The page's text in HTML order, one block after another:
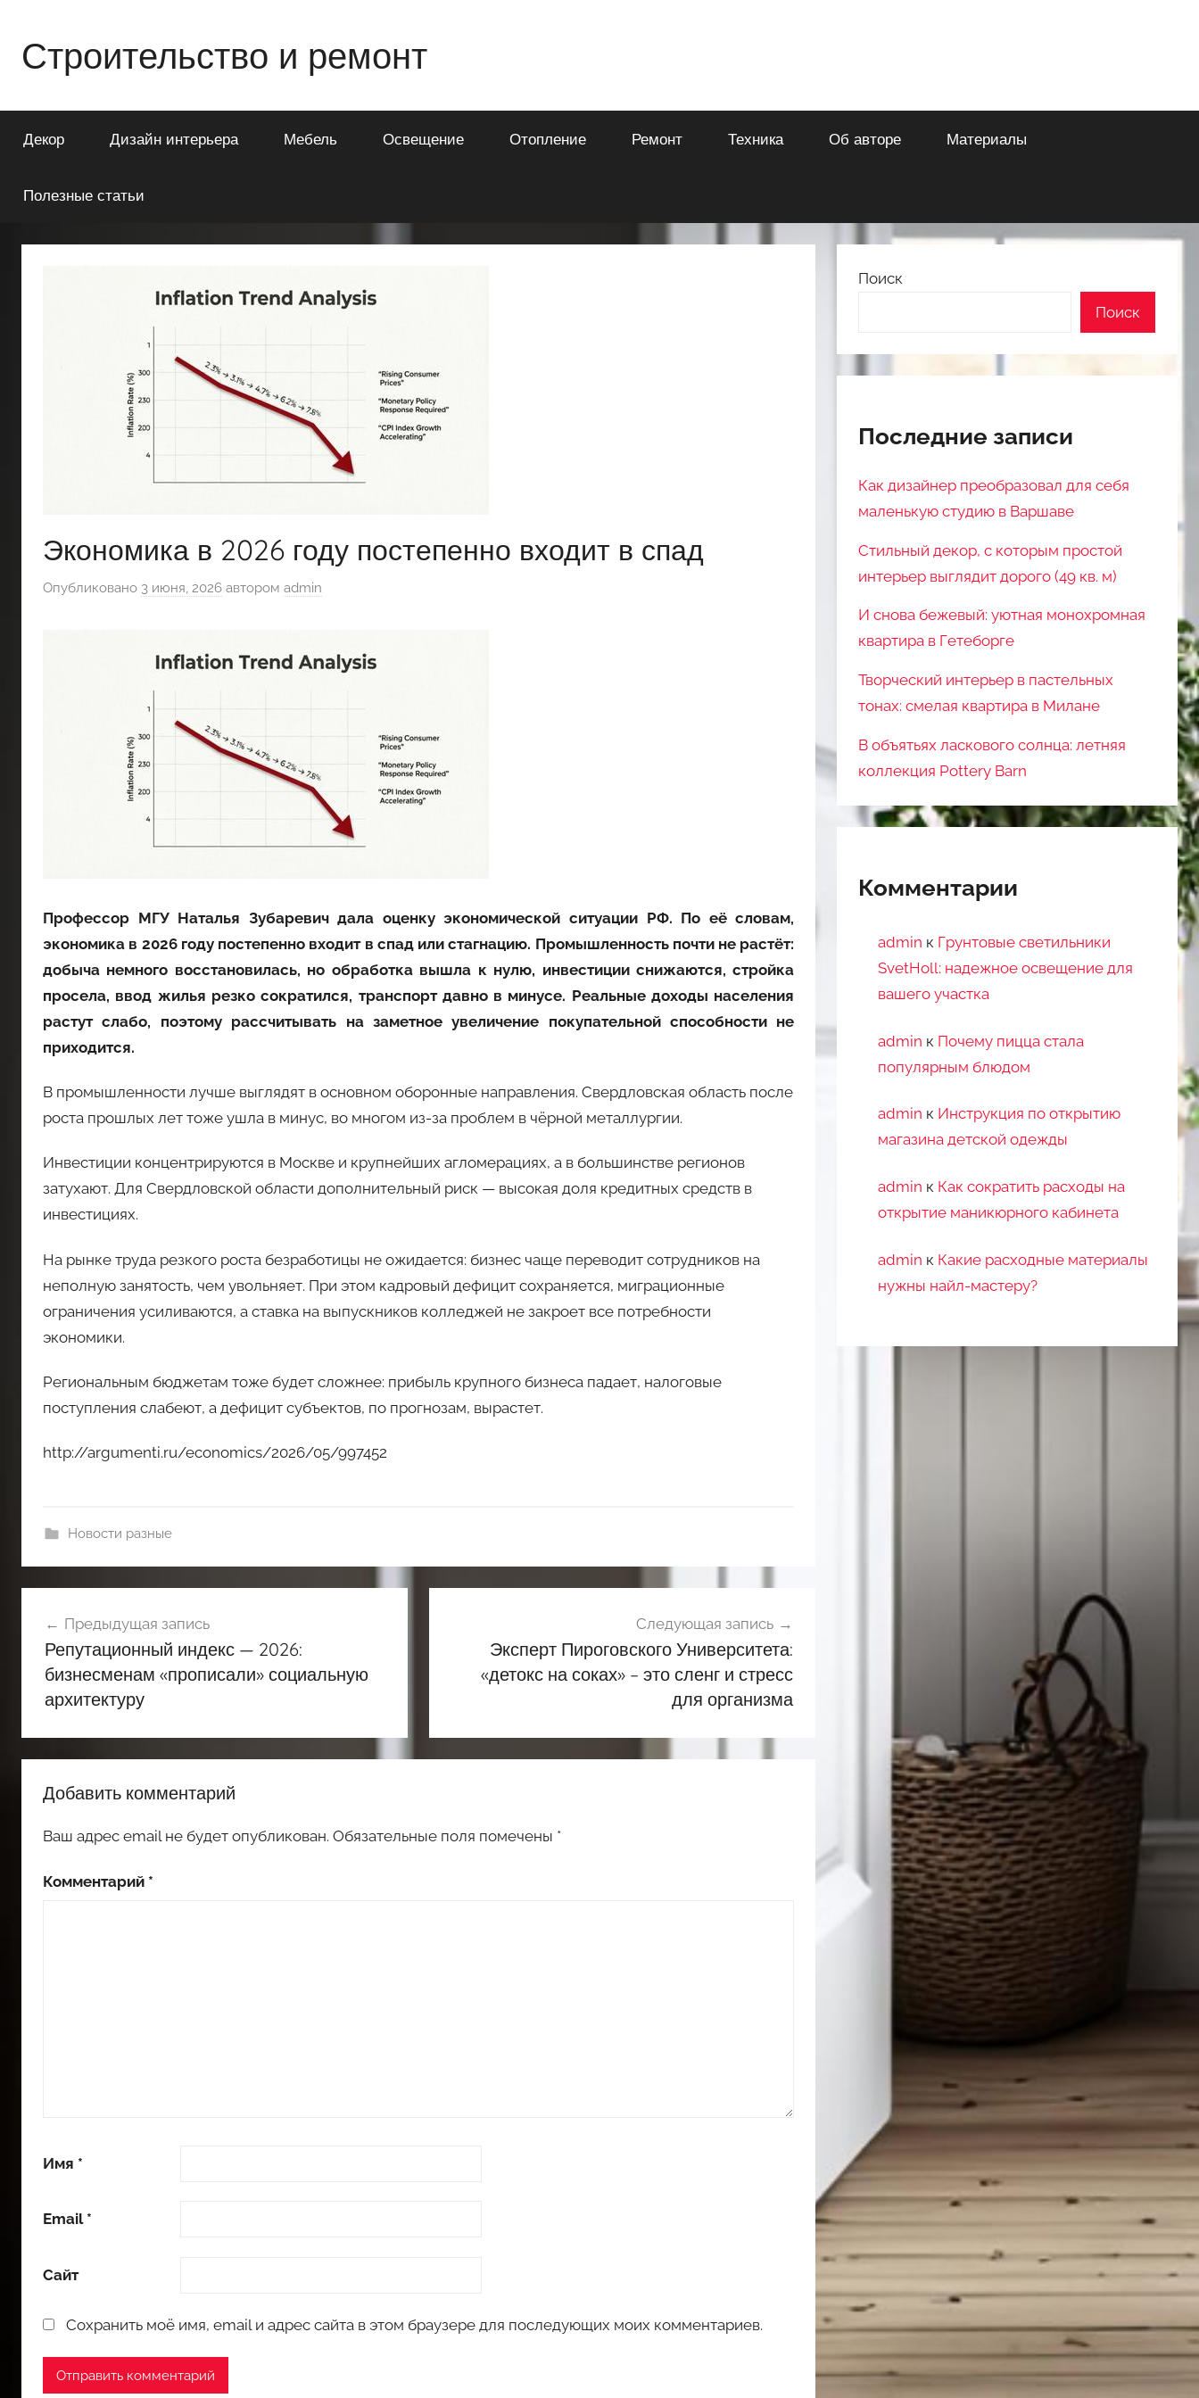
содержимому
Строительство и ремонт
о
строительстве
Декор Дизайн интерьера Мебель Освещение Отопление Ремонт Техника Об авторе Материалы
Полезные статьи
Экономика в 2026 году постепенно входит в спад
Опубликовано 3 июня, 2026 автором admin
Профессор МГУ Наталья Зубаревич дала оценку экономической ситуации РФ. По её словам,
экономика в 2026 году постепенно входит в спад или стагнацию. Промышленность почти не растёт:
добыча немного восстановилась, но обработка вышла к нулю, инвестиции снижаются, стройка
просела, ввод жилья резко сократился, транспорт давно в минусе. Реальные доходы населения
растут слабо, поэтому рассчитывать на заметное увеличение покупательной способности не
приходится.
В промышленности лучше выглядят в основном оборонные направления. Свердловская область после
роста прошлых лет тоже ушла в минус, во многом из-за проблем в чёрной металлургии.
Инвестиции концентрируются в Москве и крупнейших агломерациях, а в большинстве регионов
затухают. Для Свердловской области дополнительный риск — высокая доля кредитных средств в
инвестициях.
На рынке труда резкого роста безработицы не ожидается: бизнес чаще переводит сотрудников на
неполную занятость, чем увольняет. При этом кадровый дефицит сохраняется, миграционные
ограничения усиливаются, а ставка на выпускников колледжей не закроет все потребности
экономики.
Региональным бюджетам тоже будет сложнее: прибыль крупного бизнеса падает, налоговые
поступления слабеют, а дефицит субъектов, по прогнозам, вырастет.
http://argumenti.ru/economics/2026/05/997452
Новости разные
по
записям
Предыдущая запись
Репутационный индекс — 2026:
бизнесменам «прописали» социальную
архитектуру
Следующая запись
Эксперт Пироговского Университета:
«детокс на соках» – это сленг и стресс
для организма
Добавить комментарий
Ваш адрес email не будет опубликован. Обязательные поля помечены *
Комментарий *
Имя *
Email *
Сайт
Сохранить моё имя, email и адрес сайта в этом браузере для последующих моих комментариев.
Поиск
Поиск
Последние записи
Как дизайнер преобразовал для себя
маленькую студию в Варшаве
Стильный декор, с которым простой
интерьер выглядит дорого (49 кв. м)
И снова бежевый: уютная монохромная
квартира в Гетеборге
Творческий интерьер в пастельных
тонах: смелая квартира в Милане
В объятьях ласкового солнца: летняя
коллекция Pottery Barn
Комментарии
admin к Грунтовые светильники
SvetHoll: надежное освещение для
вашего участка
admin к Почему пицца стала
популярным блюдом
admin к Инструкция по открытию
магазина детской одежды
admin к Как сократить расходы на
открытие маникюрного кабинета
admin к Какие расходные материалы
нужны найл-мастеру?